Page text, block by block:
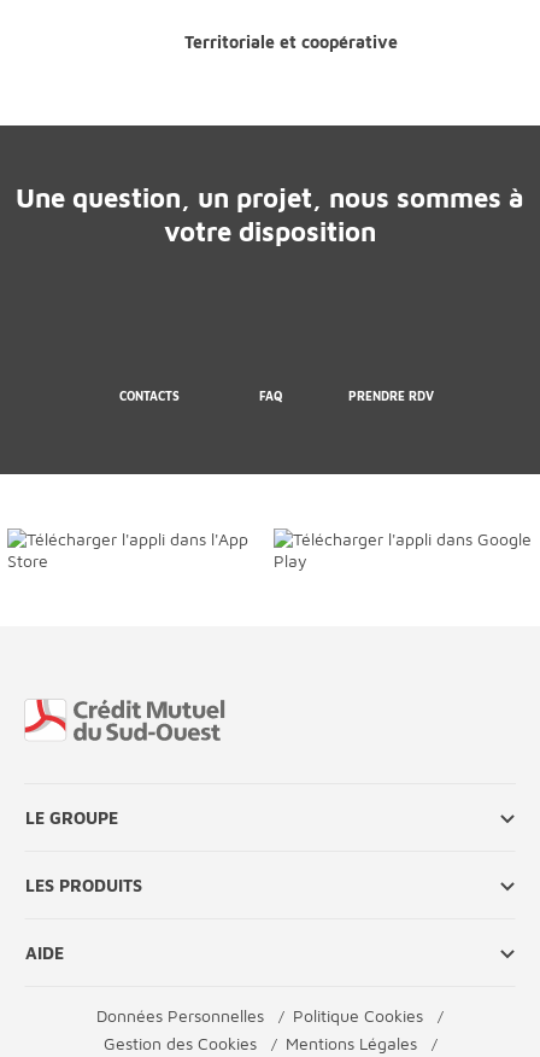
Territoriale et coopérative
Une question, un projet, nous sommes à
votre disposition
CONTACTS FAQ PRENDRE RDV
LE GROUPE
LES PRODUITS
AIDE
Données Personnelles
Politique Cookies
Gestion des Cookies
Mentions Légales
Fin de page